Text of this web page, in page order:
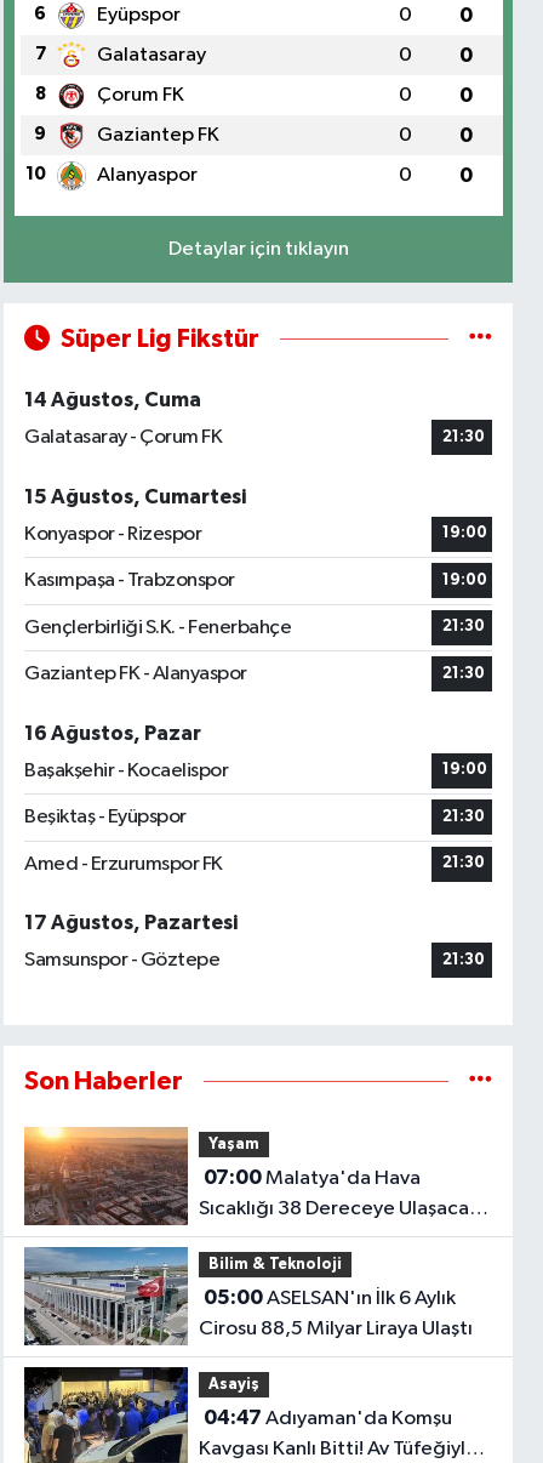
6 Eyüpspor 0 0
7 Galatasaray 0 0
8 Çorum FK 0 0
9 Gaziantep FK 0 0
10 Alanyaspor 0 0
Detaylar için tıklayın
Süper Lig Fikstür
14 Ağustos, Cuma
Galatasaray - Çorum FK
21:30
15 Ağustos, Cumartesi
Konyaspor - Rizespor
19:00
Kasımpaşa - Trabzonspor 19:00
Gençlerbirliği S.K. - Fenerbahçe 21:30
Gaziantep FK - Alanyaspor 21:30
16 Ağustos, Pazar
Başakşehir - Kocaelispor
19:00
Beşiktaş - Eyüpspor 21:30
Amed - Erzurumspor FK 21:30
17 Ağustos, Pazartesi
Samsunspor - Göztepe
21:30
Son Haberler
Yaşam
07:00Malatya'da Hava
Sıcaklığı 38 Dereceye Ulaşacak!
İşte İlçe İlçe Hava Durumu
Bilim & Teknoloji
05:00ASELSAN'ın İlk 6 Aylık
Cirosu 88,5 Milyar Liraya Ulaştı
Asayiş
04:47
Kavgası Kanlı Bitti! Av Tüfeğiyle